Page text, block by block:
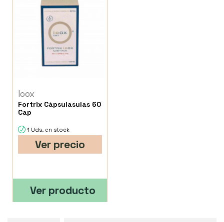
Ioox
Fortrix Cápsulasulas 60
Cap
1 Uds. en stock
Ver precio
Ver producto